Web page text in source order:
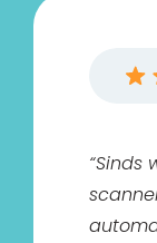
“Sinds